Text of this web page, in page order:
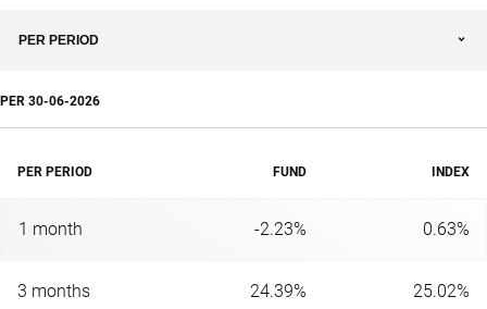
PER PERIOD
PER 30-06-2026
PER PERIOD FUND INDEX
1 month -2.23% 0.63%
3 months 24.39% 25.02%